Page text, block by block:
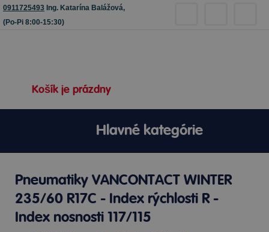
0911725493 Ing. Katarína Balážová,
(Po-Pi 8:00-15:30)
Košík je prázdny
Hlavné kategórie
Pneumatiky VANCONTACT WINTER
235/60 R17C - Index rýchlosti R -
Index nosnosti 117/115